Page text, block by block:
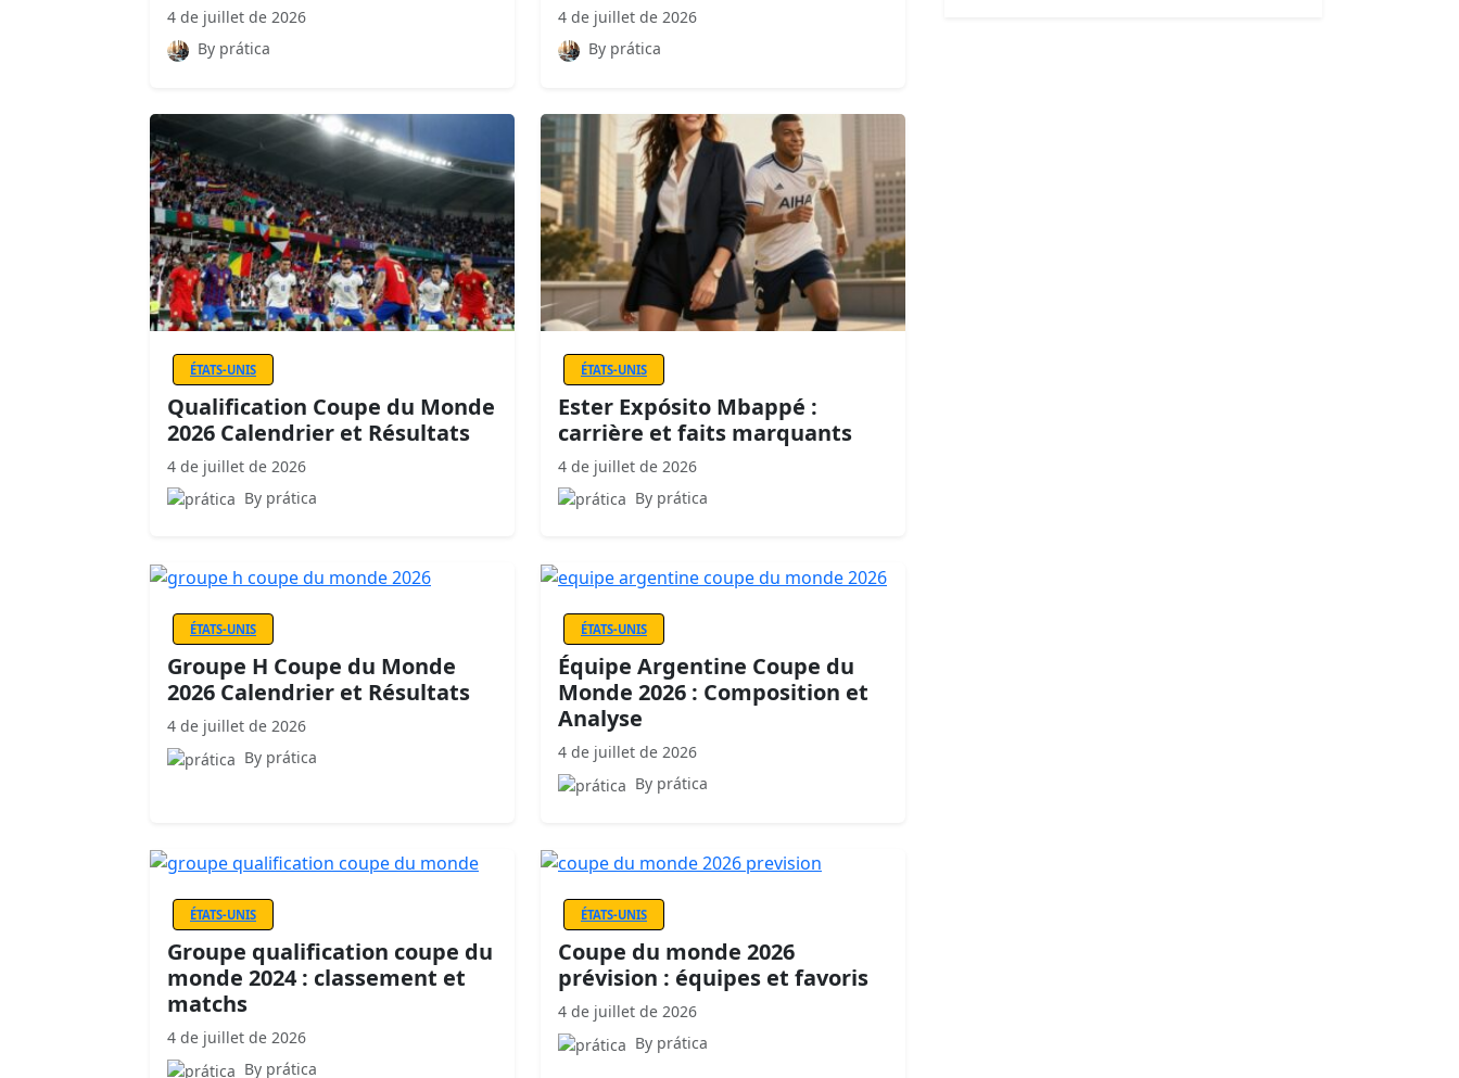
4 de juillet de 2026
By prática
4 de juillet de 2026
By prática
ÉTATS-UNIS
Qualification Coupe du Monde
2026 Calendrier et Résultats
4 de juillet de 2026
By prática
ÉTATS-UNIS
Ester Expósito Mbappé :
carrière et faits marquants
4 de juillet de 2026
By prática
ÉTATS-UNIS
Groupe H Coupe du Monde
2026 Calendrier et Résultats
4 de juillet de 2026
By prática
ÉTATS-UNIS
Équipe Argentine Coupe du
Monde 2026 : Composition et
Analyse
4 de juillet de 2026
By prática
ÉTATS-UNIS
Groupe qualification coupe du
monde 2024 : classement et
matchs
4 de juillet de 2026
By prática
ÉTATS-UNIS
Coupe du monde 2026
prévision : équipes et favoris
4 de juillet de 2026
By prática